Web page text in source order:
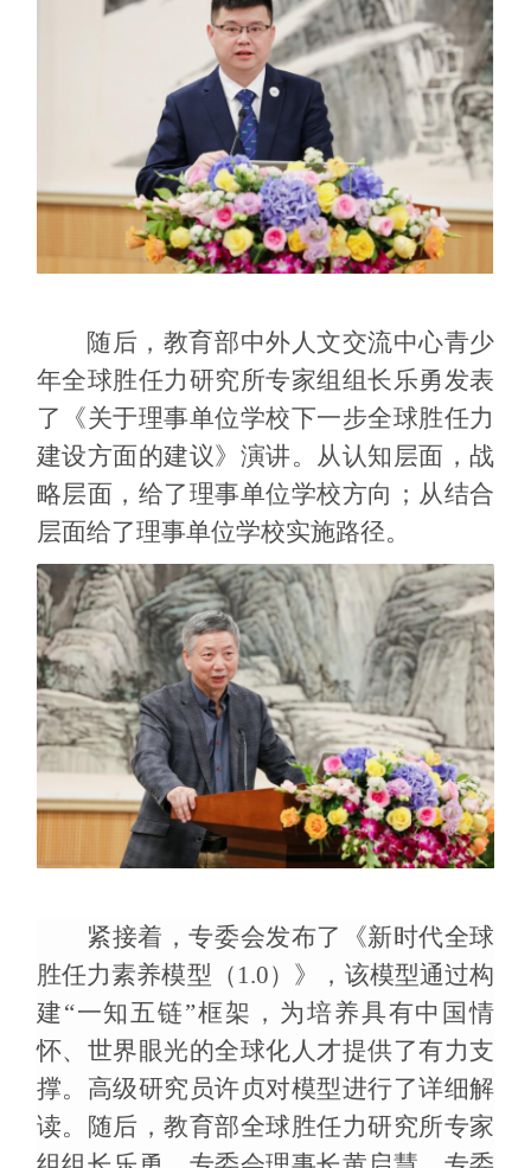
随后，教育部中外人文交流中心青少
年全球胜任力研究所专家组组长乐勇发表
了
《关于理事单位学校下一步全球胜任力
建设方面的建议》 演讲。 从认知层面，战
略层面，给了理事单位学校方向；从结合
层面给了理事单位学校实施路径。
紧接着，专委会发布了《新时代全球
胜任力素养模型（ 1.0）》，该模型通过构
建“一知五链”框架，为培养具有中国情
怀、世界眼光的全球化人才提供了有力支
撑。高级研究员许贞对模型进行了详细解
读。随后，教育部全球胜任力研究所专家